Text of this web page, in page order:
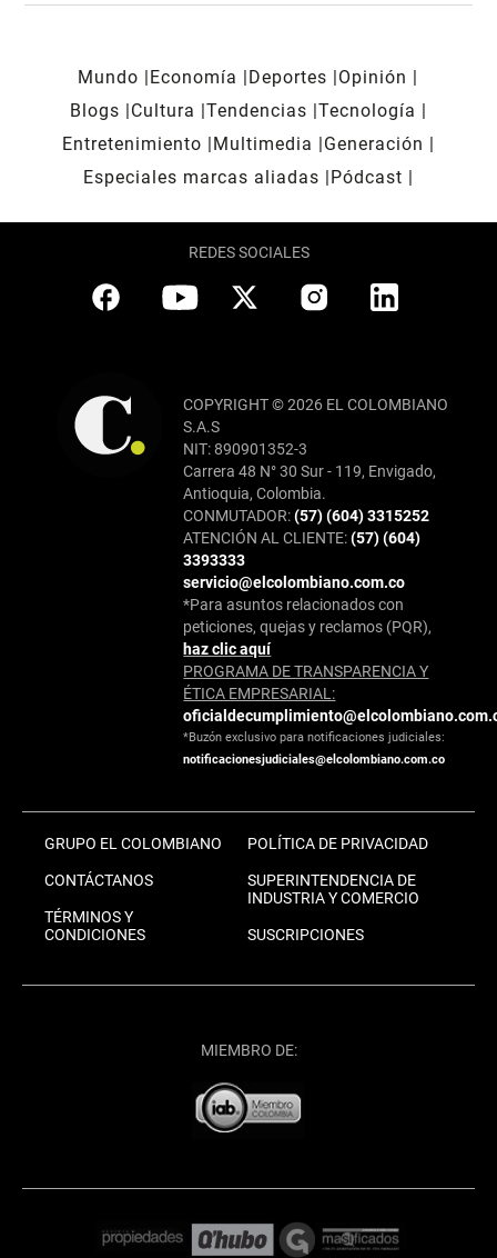
Mundo Economía Deportes
Opinión
Blogs
Cultura Tendencias Tecnología
Entretenimiento
Multimedia
Generación
Especiales marcas aliadas
Pódcast
REDES SOCIALES
COPYRIGHT © 2026 EL COLOMBIANO
S.A.S
NIT: 890901352-3
Carrera 48 N° 30 Sur - 119, Envigado,
Antioquia, Colombia.
CONMUTADOR:(57) (604) 3315252
ATENCIÓN AL CLIENTE:(57) (604)
3393333
servicio@elcolombiano.com.co
*Para asuntos relacionados con
peticiones, quejas y reclamos (PQR),
haz clic aquí
PROGRAMA DE TRANSPARENCIA Y
ÉTICA EMPRESARIAL:
*Buzón exclusivo para notificaciones judiciales:
notificacionesjudiciales@elcolombiano.com.co
GRUPO EL COLOMBIANO
CONTÁCTANOS
TÉRMINOS Y
CONDICIONES
POLÍTICA DE PRIVACIDAD
SUPERINTENDENCIA DE
INDUSTRIA Y COMERCIO
SUSCRIPCIONES
MIEMBRO DE: